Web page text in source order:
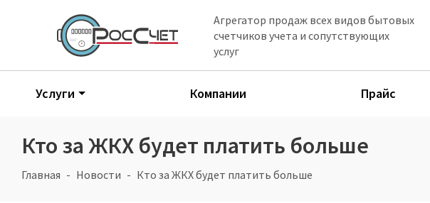
Агрегатор продаж всех видов бытовых
счетчиков учета и сопутствующих
услуг
Услуги Компании Прайс
Кто за ЖКХ будет платить больше
Главная Новости Кто за ЖКХ будет платить больше